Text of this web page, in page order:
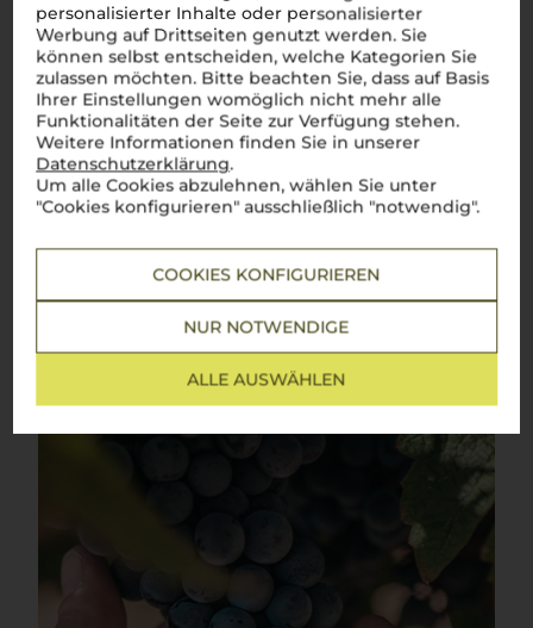
personalisierter Inhalte oder personalisierter
Werbung auf Drittseiten genutzt werden. Sie
können selbst entscheiden, welche Kategorien Sie
zulassen möchten. Bitte beachten Sie, dass auf Basis
Ihrer Einstellungen womöglich nicht mehr alle
Funktionalitäten der Seite zur Verfügung stehen.
Weitere Informationen finden Sie in unserer
Datenschutzerklärung.
Um alle Cookies abzulehnen, wählen Sie unter
"Cookies konfigurieren" ausschließlich "notwendig".
COOKIES KONFIGURIEREN
NUR NOTWENDIGE
ALLE AUSWÄHLEN
Montepulciano
Fruchtig, würzig und vollmundig – der perfekte Begleiter für
italienische Genussmomente
Montepulciano– schon der Name lässt das Herz jedes
Weinliebhabers höherschlagen. Dieser Rotwein aus
Mittelitalien ist mehr als nur ein Wein, er verkörpert das
vitader RegionenAbruzzenund Marken. Mit seinem tiefen
Aroma und dem vollmundigen Geschmack hat er sich einen
festen Platz in den Herzen der Italiener und Weinfreunde
Struktur – dieser Wein passt genauso perfekt zu einer
Pasta al ragù wie zu einem saftigen